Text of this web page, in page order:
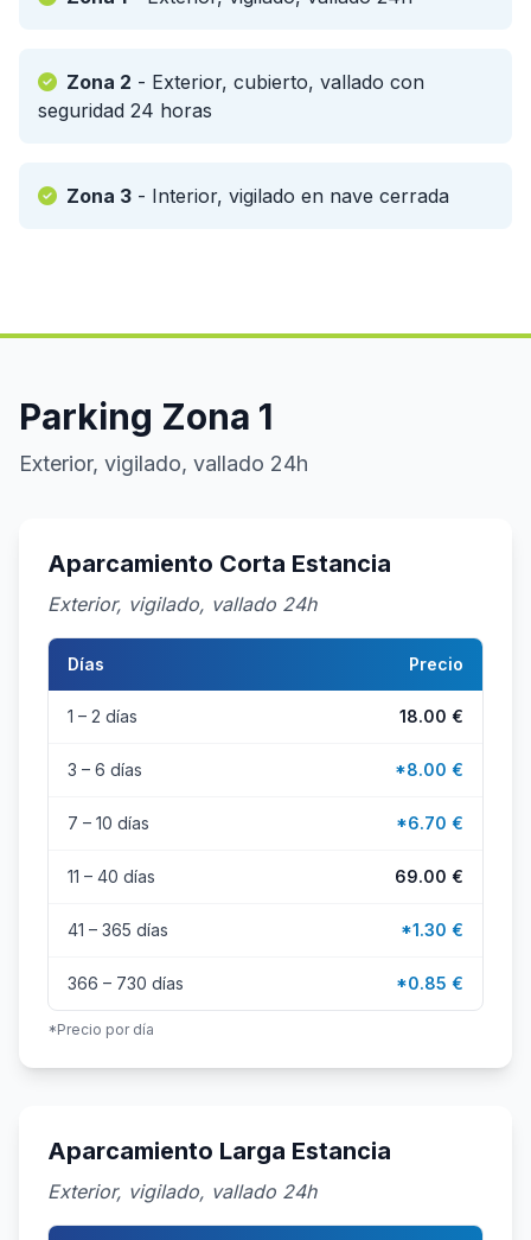
Zona 2 - Exterior, cubierto, vallado con
seguridad 24 horas
Zona 3 - Interior, vigilado en nave cerrada
Parking Zona 1
Exterior, vigilado, vallado 24h
Aparcamiento Corta Estancia
Exterior, vigilado, vallado 24h
Días Precio
1 – 2 días 18.00 €
3 – 6 días *8.00 €
7 – 10 días *6.70 €
11 – 40 días 69.00 €
41 – 365 días *1.30 €
366 – 730 días *0.85 €
*Precio por día
Aparcamiento Larga Estancia
Exterior, vigilado, vallado 24h